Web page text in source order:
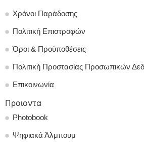
Χρόνοι Παράδοσης
Πολιτική Επιστροφών
Όροι & Προϋποθέσεις
Πολιτική Προστασίας Προσωπικών
Επικοινωνία
Προιοντα
Photobook
Ψηφιακά Άλμπουμ